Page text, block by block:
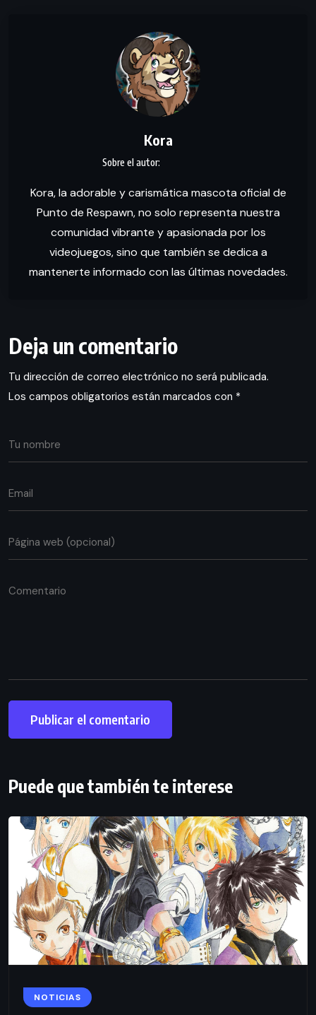
Kora
Kora, la adorable y carismática mascota oficial de
Punto de Respawn, no solo representa nuestra
comunidad vibrante y apasionada por los
videojuegos, sino que también se dedica a
mantenerte informado con las últimas novedades.
Deja un comentario
Tu dirección de correo electrónico no será publicada.
Los campos obligatorios están marcados con *
Puede que también te interese
NOTICIAS